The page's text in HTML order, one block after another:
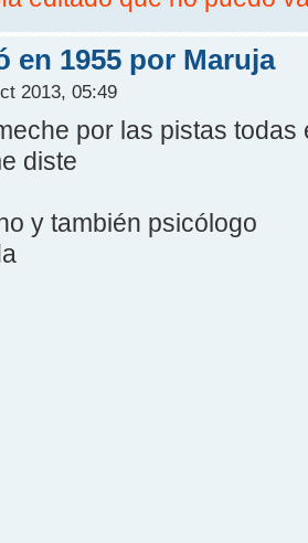
en 1955 por Maruja
2013, 05:49
por las pistas todas
diste
y también psicólogo